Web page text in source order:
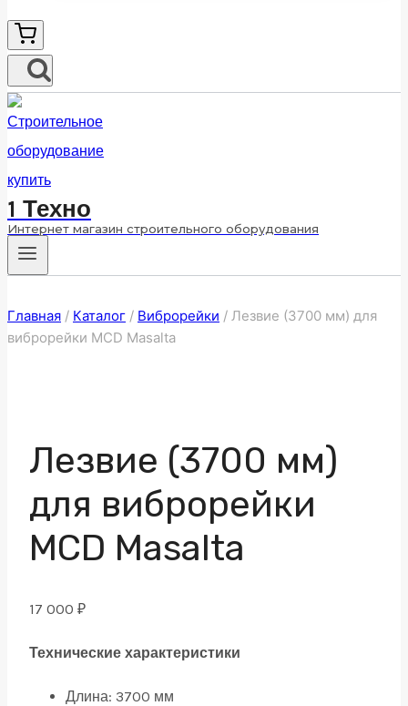
1 Техно
Интернет магазин строительного оборудования
Главная / Каталог / Виброрейки / Лезвие (3700 мм) для
виброрейки MCD Masalta
Лезвие (3700 мм)
для виброрейки
MCD Masalta
17 000 ₽
Технические характеристики
Длина: 3700 мм